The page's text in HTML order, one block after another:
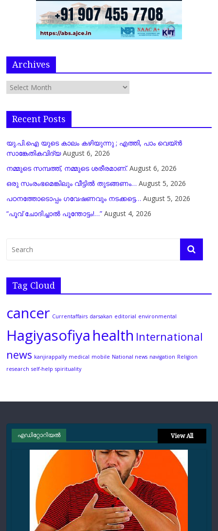
Archives
Recent Posts
യു.പി.ഐ യുടെ കാലം കഴിയുന്നു ; എത്തി, പാം വെയ്ൻ
സാങ്കേതികവിദ്യ August 6, 2026
നമ്മുടെ സമ്പത്ത്, നമ്മുടെ ശരീരമാണ്. August 6, 2026
ഒരു സംരംഭമെങ്കിലും വീട്ടിൽ തുടങ്ങണം… August 5, 2026
പഠനത്തോടൊപ്പം ഗവേഷണവും നടക്കട്ടെ… August 5, 2026
“പൂവ് ചോദിച്ചാൽ പൂന്തോട്ടം!…” August 4, 2026
Tag Cloud
cancer Currentaffairs darsakan editorial environmental
Hagiyasofiya health International
news kanjirappally medical mobile National news navigation Religion
research self-help spirituality
എഡിറ്റോറിയല്‍ View All